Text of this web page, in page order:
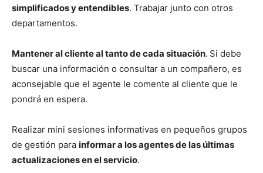
simplificados y entendibles. Trabajar junto con otros
departamentos.
Mantener al cliente al tanto de cada situación. Si debe
buscar una información o consultar a un compañero, es
aconsejable que el agente le comente al cliente que le
pondrá en espera.
Realizar mini sesiones informativas en pequeños grupos
de gestión para informar a los agentes de las últimas
actualizaciones en el servicio.